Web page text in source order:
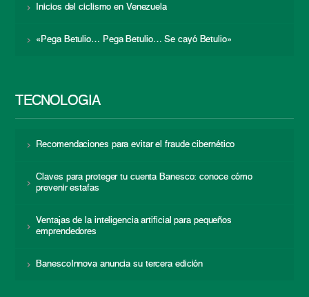
Inicios del ciclismo en Venezuela
«Pega Betulio… Pega Betulio… Se cayó Betulio»
TECNOLOGÍA
Recomendaciones para evitar el fraude cibernético
Claves para proteger tu cuenta Banesco: conoce cómo
prevenir estafas
Ventajas de la inteligencia artificial para pequeños
emprendedores
BanescoInnova anuncia su tercera edición